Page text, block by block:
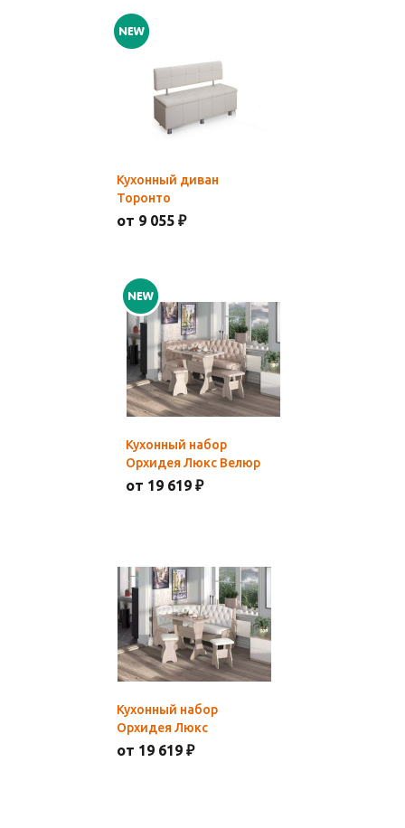
Кухонный диван
Торонто
от 9 055 ₽
Кухонный набор
Орхидея Люкс Велюр
от 19 619 ₽
Кухонный набор
Орхидея Люкс
от 19 619 ₽